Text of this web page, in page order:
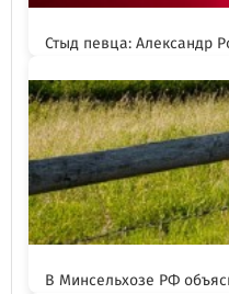
Стыд певца: Александр
В Минсельхозе РФ